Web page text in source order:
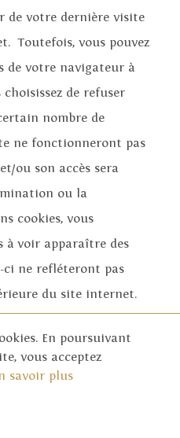
En poursuivant
vous acceptez
savoir plus
de votre dernière visite
Toutefois, vous pouvez
de votre navigateur à
de refuser
nombre de
ne fonctionneront pas
ou son accès sera
ou la
cookies, vous
à voir apparaître des
ci ne refléteront pas
du site internet.
sur les cookies